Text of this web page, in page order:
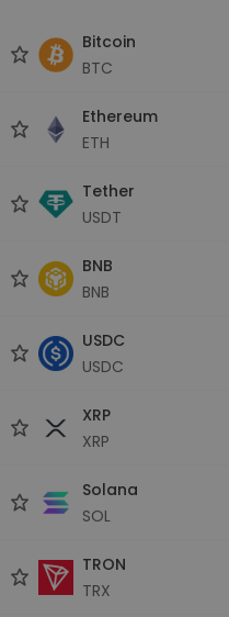
Bitcoin
BTC
Ethereum
ETH
Tether
USDT
BNB
BNB
USDC
USDC
XRP
XRP
Solana
SOL
TRON
TRX